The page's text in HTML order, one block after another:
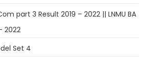
part 3 Result 2019 – 2022 || LNMU BA
2022
Set 4